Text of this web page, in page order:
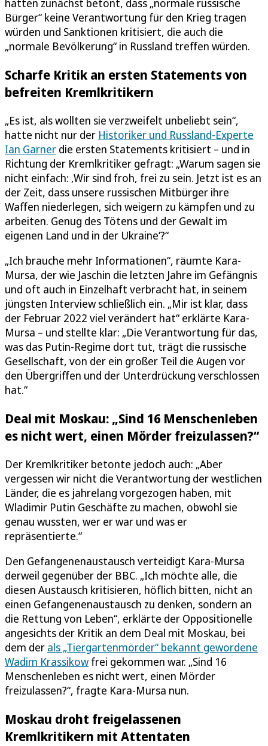
hatten zunächst betont, dass „normale russische
Bürger“ keine Verantwortung für den Krieg tragen
würden und Sanktionen kritisiert, die auch die
„normale Bevölkerung“ in Russland treffen würden.
Scharfe Kritik an ersten Statements von
befreiten Kremlkritikern
„Es ist, als wollten sie verzweifelt unbeliebt sein“,
hatte nicht nur der Historiker und Russland-Experte
Ian Garner die ersten Statements kritisiert – und in
Richtung der Kremlkritiker gefragt: „Warum sagen sie
nicht einfach: ‚Wir sind froh, frei zu sein. Jetzt ist es an
der Zeit, dass unsere russischen Mitbürger ihre
Waffen niederlegen, sich weigern zu kämpfen und zu
arbeiten. Genug des Tötens und der Gewalt im
eigenen Land und in der Ukraine‘?“
„Ich brauche mehr Informationen“, räumte Kara-
Mursa, der wie Jaschin die letzten Jahre im Gefängnis
und oft auch in Einzelhaft verbracht hat, in seinem
jüngsten Interview schließlich ein. „Mir ist klar, dass
der Februar 2022 viel verändert hat“ erklärte Kara-
Mursa – und stellte klar: „Die Verantwortung für das,
was das Putin-Regime dort tut, trägt die russische
Gesellschaft, von der ein großer Teil die Augen vor
den Übergriffen und der Unterdrückung verschlossen
hat.“
Deal mit Moskau: „Sind 16 Menschenleben
es nicht wert, einen Mörder freizulassen?“
Der Kremlkritiker betonte jedoch auch: „Aber
vergessen wir nicht die Verantwortung der westlichen
Länder, die es jahrelang vorgezogen haben, mit
Wladimir Putin Geschäfte zu machen, obwohl sie
genau wussten, wer er war und was er
repräsentierte.“
Den Gefangenenaustausch verteidigt Kara-Mursa
derweil gegenüber der BBC. „Ich möchte alle, die
diesen Austausch kritisieren, höflich bitten, nicht an
einen Gefangenenaustausch zu denken, sondern an
die Rettung von Leben“, erklärte der Oppositionelle
angesichts der Kritik an dem Deal mit Moskau, bei
dem der als „Tiergartenmörder“ bekannt gewordene
Wadim Krassikow frei gekommen war. „Sind 16
Menschenleben es nicht wert, einen Mörder
freizulassen?“, fragte Kara-Mursa nun.
Moskau droht freigelassenen
Kremlkritikern mit Attentaten